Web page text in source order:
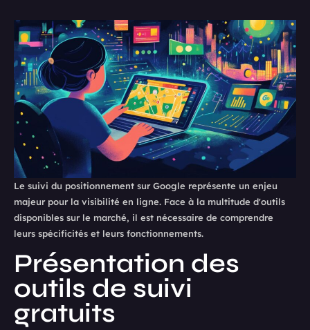
Le suivi du positionnement sur Google représente un enjeu
majeur pour la visibilité en ligne. Face à la multitude d'outils
disponibles sur le marché, il est nécessaire de comprendre
leurs spécificités et leurs fonctionnements.
Présentation des
outils de suivi
gratuits